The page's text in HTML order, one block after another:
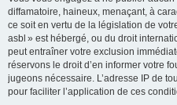
diffamatoire, haineux, menaçant, à
ce soit en vertu de la législation de
asbl » est hébergé, ou du droit
peut entraîner votre exclusion
réservons le droit d’en informer votre
jugeons nécessaire. L’adresse IP de
pour faciliter l’application de ces